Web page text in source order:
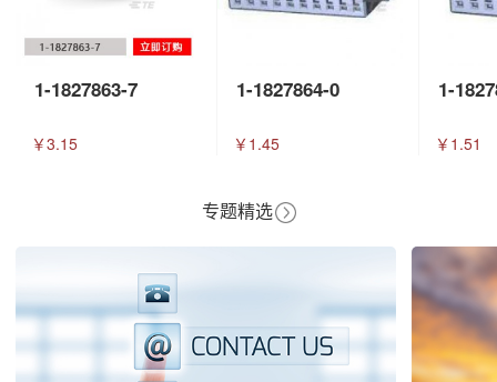
1-1827863-7
￥3.15
1-1827864-0
￥1.45
1-
￥1.51
专题精选